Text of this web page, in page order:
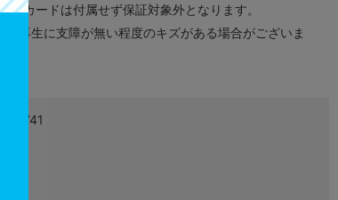
カードは付属せず保証対象外となります。
再生に支障が無い程度のキズがある場合がございま